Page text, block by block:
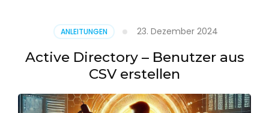
ANLEITUNGEN 23. Dezember 2024
Active Directory – Benutzer aus
CSV erstellen